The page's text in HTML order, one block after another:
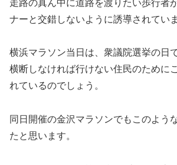
走路の真ん中に道路を渡りたい歩行者
ナーと交錯しないように誘導されてい
横浜マラソン当日は、衆議院選挙の日
横断しなければ行けない住民のために
れているのでしょう。
同日開催の金沢マラソンでもこのよう
たと思います。